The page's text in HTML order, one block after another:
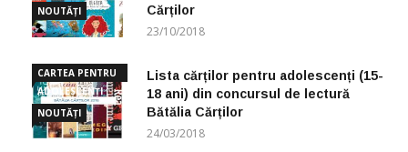
NOUTĂȚI
Cărților
23/10/2018
CARTEA PENTRU
ADOLESCENȚI
NOUTĂȚI
Lista cărților pentru adolescenți (15-
18 ani) din concursul de lectură
Bătălia Cărților
24/03/2018